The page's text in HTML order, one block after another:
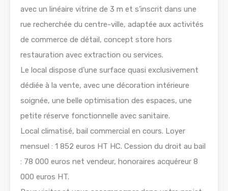
avec un linéaire vitrine de 3 m et s’inscrit dans une
rue recherchée du centre-ville, adaptée aux activités
de commerce de détail, concept store hors
restauration avec extraction ou services.
Le local dispose d’une surface quasi exclusivement
dédiée à la vente, avec une décoration intérieure
soignée, une belle optimisation des espaces, une
petite réserve fonctionnelle avec sanitaire.
Local climatisé, bail commercial en cours. Loyer
mensuel : 1 852 euros HT HC. Cession du droit au bail
: 78 000 euros net vendeur, honoraires acquéreur 8
000 euros HT.